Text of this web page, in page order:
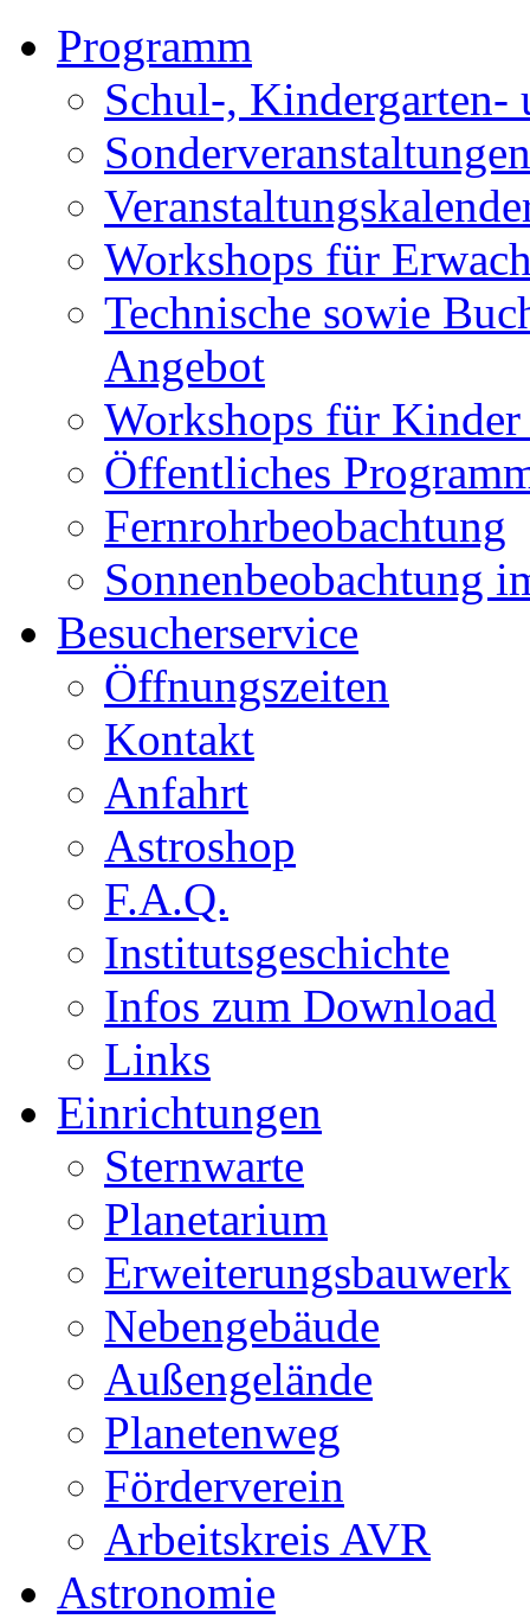
Programm
Schul-, Kindergarten-
Sonderveranstaltungen
Workshops für
Technische sowie
Angebot
Workshops für
Öffentliches
Fernrohrbeobachtung
Sonnenbeobachtung
Besucherservice
Öffnungszeiten
Kontakt
Anfahrt
Astroshop
F.A.Q.
Institutsgeschichte
Infos zum Download
Links
Einrichtungen
Sternwarte
Planetarium
Erweiterungsbauwerk
Nebengebäude
Außengelände
Planetenweg
Förderverein
Arbeitskreis AVR
Astronomie